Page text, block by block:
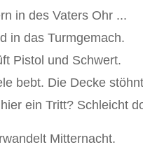
in des Vaters Ohr ...
in das Turmgemach.
Pistol und Schwert.
bebt. Die Decke
ein Tritt? Schleicht
Mitternacht.